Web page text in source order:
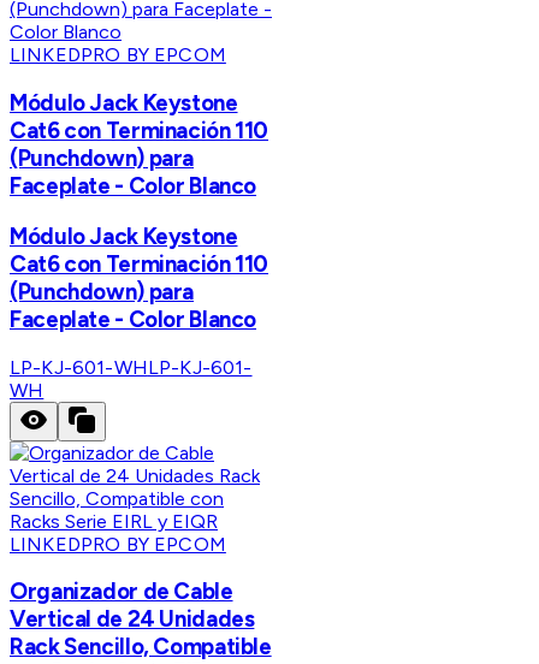
LINKEDPRO BY EPCOM
Módulo Jack Keystone
Cat6 con Terminación 110
(Punchdown) para
Faceplate - Color Blanco
Módulo Jack Keystone
Cat6 con Terminación 110
(Punchdown) para
Faceplate - Color Blanco
LP-KJ-601-WHLP-KJ-601-
WH
LINKEDPRO BY EPCOM
Organizador de Cable
Vertical de 24 Unidades
Rack Sencillo, Compatible